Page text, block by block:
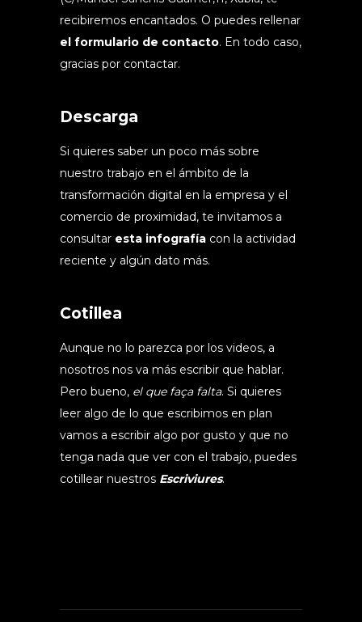
recibiremos encantados. O puedes rellenar
el formulario de contacto. En todo caso,
gracias por contactar.
Descarga
Si quieres saber un poco más sobre
nuestro trabajo en el ámbito de la
transformación digital en la empresa y el
comercio de proximidad, te invitamos a
consultar esta infografía con la actividad
reciente y algún dato más.
Cotillea
Aunque no lo parezca por los videos, a
nosotros nos va más escribir que hablar.
Pero bueno, el que faça falta. Si quieres
leer algo de lo que escribimos en plan
vamos a escribir algo por gusto y que no
tenga nada que ver con el trabajo, puedes
cotillear nuestros Escriviures.